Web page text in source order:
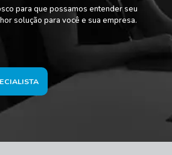
para que possamos entender seu
solução para você e sua empresa.